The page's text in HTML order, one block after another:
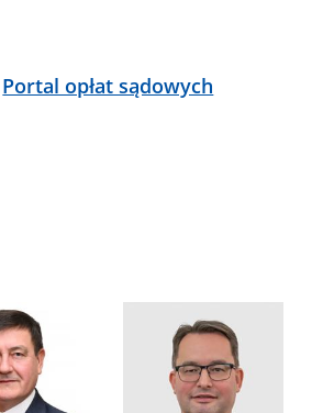
Portal opłat sądowych